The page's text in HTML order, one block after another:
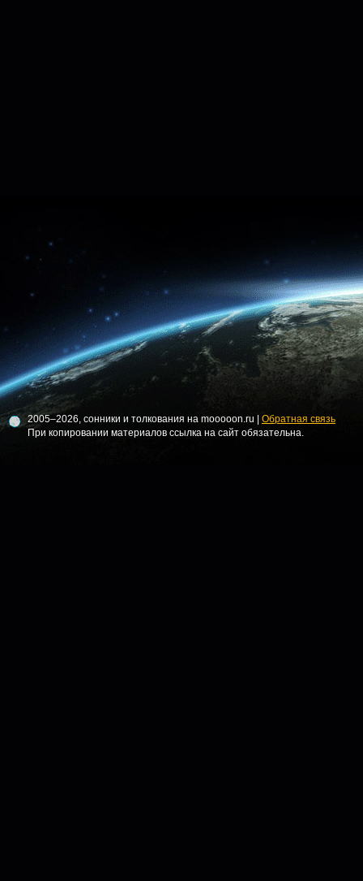
2005–2026, сонники и толкования на mooooon.ru | Обратная связь
При копировании материалов ссылка на сайт обязательна.